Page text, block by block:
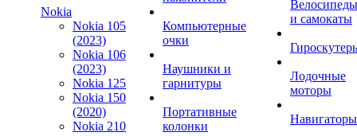
Nokia
Nokia 105
(2023)
Nokia 106
(2023)
Nokia 125
Nokia 150
(2020)
Nokia 210
Компьютерные
очки
Наушники и
гарнитуры
Портативные
колонки
Велосипеды
и самокаты
Лодочные
моторы
Навигаторы